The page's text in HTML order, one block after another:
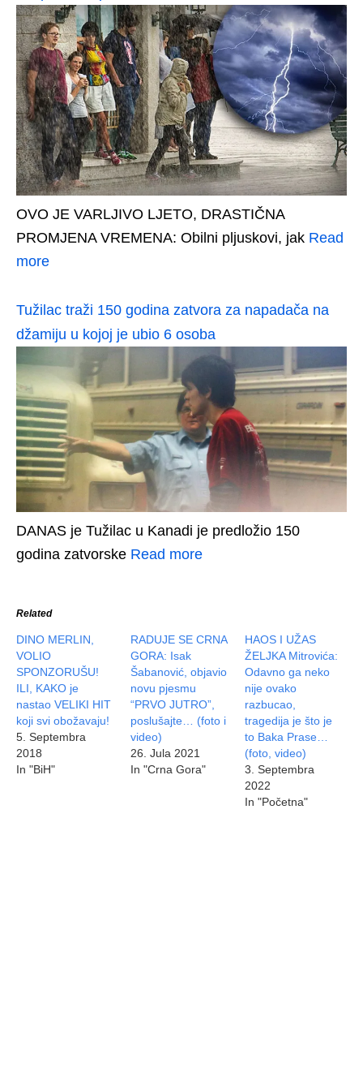
OVO JE VARLJIVO LJETO, DRASTIČNA
PROMJENA VREMENA: Obilni pljuskovi, jak Read
more
Tužilac traži 150 godina zatvora za napadača na
džamiju u kojoj je ubio 6 osoba
DANAS je Tužilac u Kanadi je predložio 150
godina zatvorske Read more
Related
DINO MERLIN,
VOLIO
SPONZORUŠU!
ILI, KAKO je
nastao VELIKI HIT
koji svi obožavaju!
5. Septembra
2018
In "BiH"
RADUJE SE CRNA
GORA: Isak
Šabanović, objavio
novu pjesmu
“PRVO JUTRO”,
poslušajte… (foto i
video)
26. Jula 2021
In "Crna Gora"
HAOS I UŽAS
ŽELJKA Mitrovića:
Odavno ga neko
nije ovako
razbucao,
tragedija je što je
to Baka Prase…
(foto, video)
3. Septembra
2022
In "Početna"